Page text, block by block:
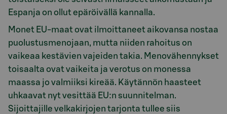
Espanja on ollut epäröivällä kannalla.
Monet EU-maat ovat ilmoittaneet aikovansa nostaa
puolustusmenojaan, mutta niiden rahoitus on
vaikeaa kestävien vajeiden takia. Menovähennykset
toisaalta ovat vaikeita ja verotus on monessa
maassa jo valmiiksi kireää. Käytännön haasteet
uhkaavat nyt vesittää EU:n suunnitelman.
Sijoittajille velkakirjojen tarjonta tullee siis